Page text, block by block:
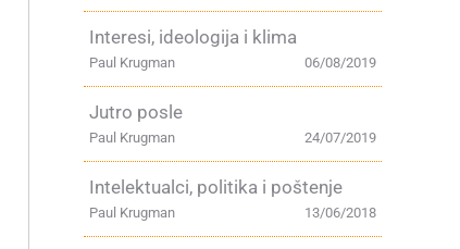
Interesi, ideologija i klima
06/08/2019
Paul Krugman
Jutro posle
24/07/2019
Paul Krugman
Intelektualci, politika i poštenje
13/06/2018
Paul Krugman